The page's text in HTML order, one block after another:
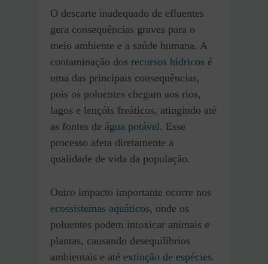
O descarte inadequado de efluentes
gera consequências graves para o
meio ambiente e a saúde humana. A
contaminação dos recursos hídricos é
uma das principais consequências,
pois os poluentes chegam aos rios,
lagos e lençóis freáticos, atingindo até
as fontes de água potável. Esse
processo afeta diretamente a
qualidade de vida da população.
Outro impacto importante ocorre nos
ecossistemas aquáticos, onde os
poluentes podem intoxicar animais e
plantas, causando desequilíbrios
ambientais e até extinção de espécies.